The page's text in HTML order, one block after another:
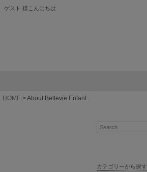
ゲスト 様こんにちは
HOME About Bellevie Enfant
カテゴリーから探す